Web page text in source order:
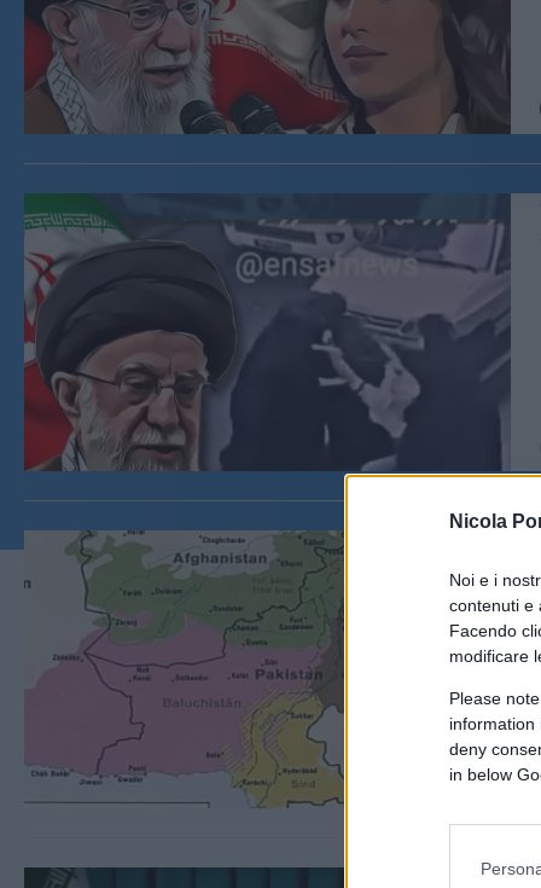
Nicola
Noi e i
contenuti e
Facendo
modificare
Please
information
deny
in below